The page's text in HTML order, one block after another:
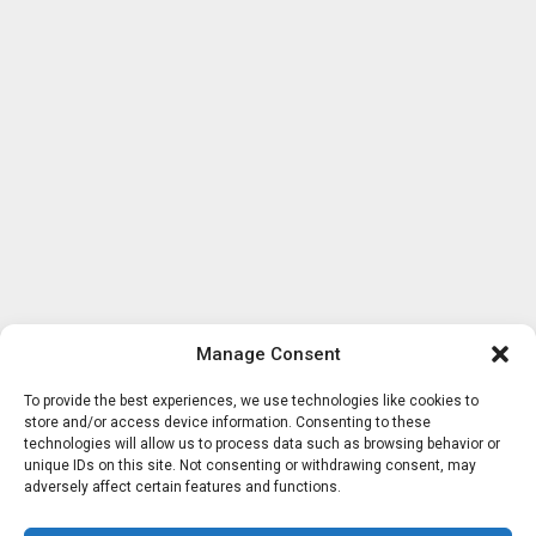
Manage Consent
To provide the best experiences, we use technologies like cookies to
store and/or access device information. Consenting to these
technologies will allow us to process data such as browsing behavior or
unique IDs on this site. Not consenting or withdrawing consent, may
adversely affect certain features and functions.